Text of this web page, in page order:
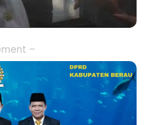
–